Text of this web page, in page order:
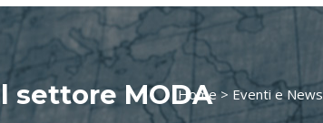
settore MODA
Home > Eventi e News